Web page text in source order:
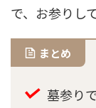
で、お参りし
まとめ
墓参り